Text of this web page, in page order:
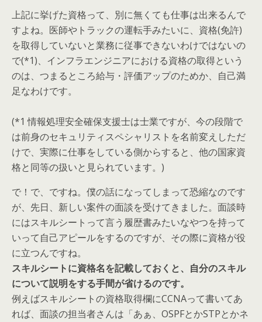
上記に挙げた資格って、別に無くても仕事は出来るんで
すよね。医師やトラックの運転手みたいに、資格(免許)
を取得していないと業務に従事できないわけではないの
で(*1)、インフラエンジニアにおける資格の取得という
のは、つまるところ給与・評価アップのためか、自己満
足なわけです。
(*1 情報処理安全確保支援士は士業ですが、今の段階で
は前身のセキュリティスペシャリストを名前変えしただ
けで、実際に仕事をしている側からすると、他の国家資
格と同等の扱いと見られています。)
で！で、ですね。僕の話になってしまって恐縮なのです
が、先日、新しい案件の面談を受けてきました。面談時
にはスキルシートって言う履歴書みたいなやつを持って
いって自己アピールをするのですが、その際に資格が役
に立つんですね。
スキルシートに資格名を記載しておくと、自分のスキル
について説明をする手間が省けるのです。
例えばスキルシートの資格取得欄にCCNAって書いてあ
れば、面談の担当者さんは「あぁ、OSPFとかSTPとかネ